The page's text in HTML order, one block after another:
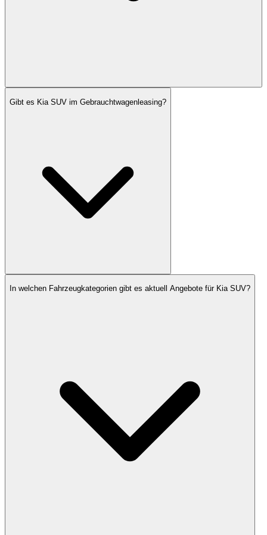
Gibt es Kia SUV im Gebrauchtwagenleasing?
In welchen Fahrzeugkategorien gibt es aktuell Angebote für Kia SUV?